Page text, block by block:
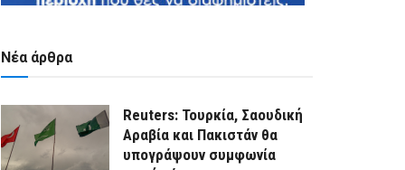
Νέα άρθρα
Reuters: Τουρκία, Σαουδική
Αραβία και Πακιστάν θα
υπογράψουν συμφωνία